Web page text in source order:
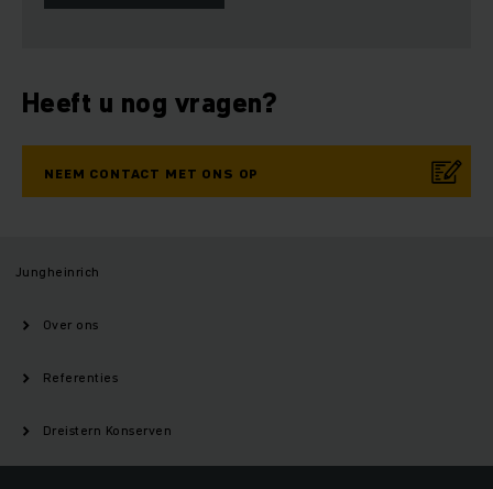
Heeft u nog vragen?
NEEM CONTACT MET ONS OP
Jungheinrich
Over ons
Referenties
Dreistern Konserven